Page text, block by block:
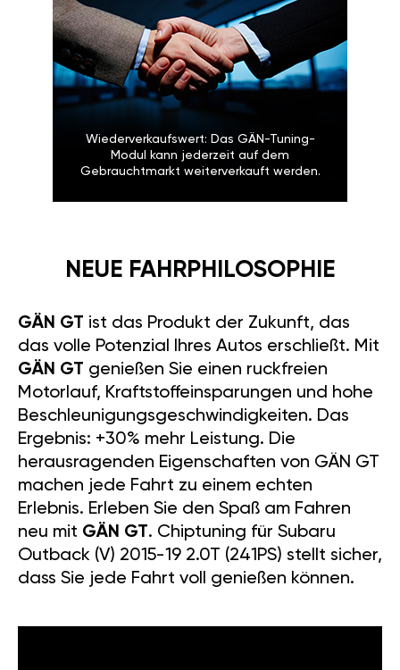
Wiederverkaufswert: Das GÄN-Tuning-
Modul kann jederzeit auf dem
Gebrauchtmarkt weiterverkauft werden.
NEUE FAHRPHILOSOPHIE
GÄN GT ist das Produkt der Zukunft, das
das volle Potenzial Ihres Autos erschließt. Mit
GÄN GT genießen Sie einen ruckfreien
Motorlauf, Kraftstoffeinsparungen und hohe
Beschleunigungsgeschwindigkeiten. Das
Ergebnis: +30% mehr Leistung. Die
herausragenden Eigenschaften von GÄN GT
machen jede Fahrt zu einem echten
Erlebnis. Erleben Sie den Spaß am Fahren
neu mit GÄN GT. Chiptuning für Subaru
Outback (V) 2015-19 2.0T (241PS) stellt sicher,
dass Sie jede Fahrt voll genießen können.